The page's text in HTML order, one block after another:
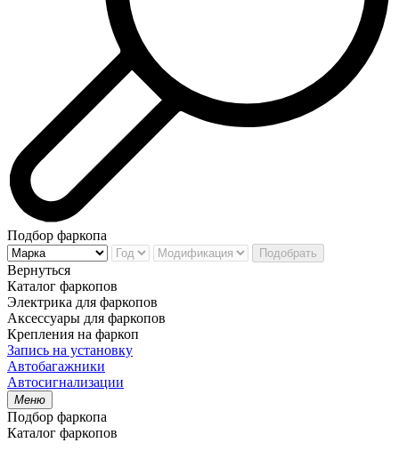
Подбор фаркопа
Подобрать
Вернуться
Каталог фаркопов
Электрика для фаркопов
Аксессуары для фаркопов
Крепления на фаркоп
Запись на установку
Автобагажники
Автосигнализации
Меню
Подбор фаркопа
Каталог фаркопов